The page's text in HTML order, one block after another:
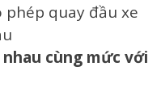
phép quay đầu xe
cùng mức với